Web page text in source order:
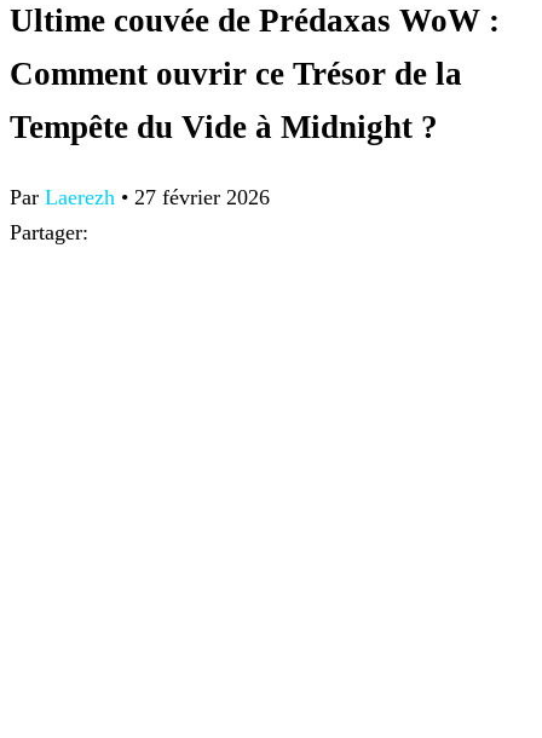
Ultime couvée de Prédaxas WoW :
Comment ouvrir ce Trésor de la
Tempête du Vide à Midnight ?
Par Laerezh • 27 février 2026
Partager: